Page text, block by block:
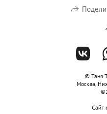
© Таня
Москва,
Сайт